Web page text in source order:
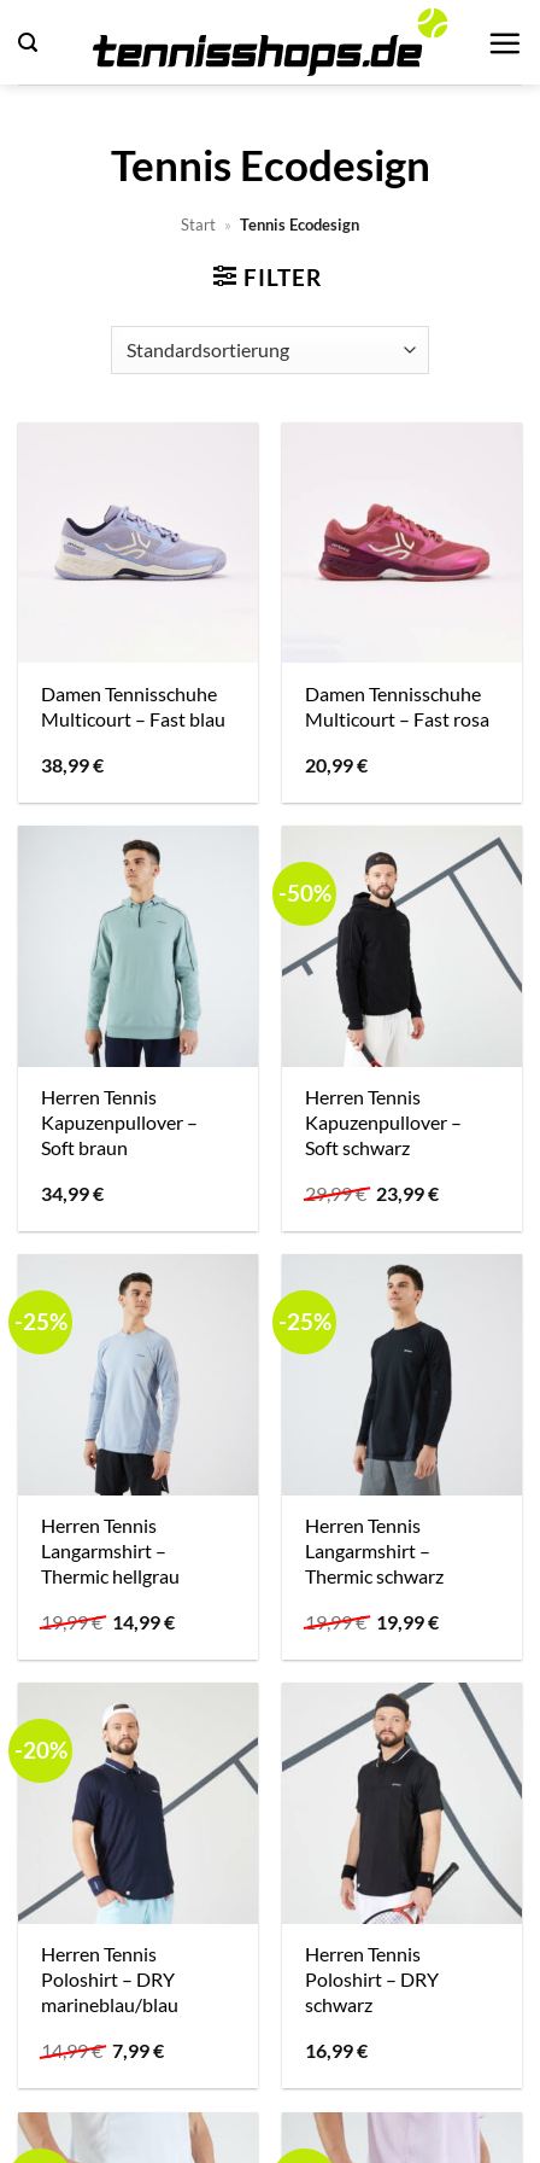
Inhalt
springen
Tennis Ecodesign
Start » Tennis Ecodesign
FILTER
Damen Tennisschuhe
Multicourt – Fast blau
38,99€
Damen Tennisschuhe
Multicourt – Fast rosa
20,99€
Herren Tennis
Kapuzenpullover –
Soft braun
34,99€
-50%
Herren Tennis
Kapuzenpullover –
Soft schwarz
29,99€ Ursprünglicher
Preis
war:
29,99 €
23,99€Aktueller
ist:
23,99 €.
-25%
Herren Tennis
Langarmshirt –
Thermic hellgrau
19,99€ Ursprünglicher
Preis
war:
19,99 €
14,99€Aktueller
ist:
14,99 €.
-25%
Herren Tennis
Langarmshirt –
Thermic schwarz
19,99€ Ursprünglicher
Preis
war:
19,99 €
19,99€Aktueller
ist:
19,99 €.
-20%
Herren Tennis
Poloshirt – DRY
marineblau/blau
14,99€ Ursprünglicher
Preis
war:
14,99 €
7,99€Aktueller
ist:
7,99 €.
Herren Tennis
Poloshirt – DRY
schwarz
16,99€